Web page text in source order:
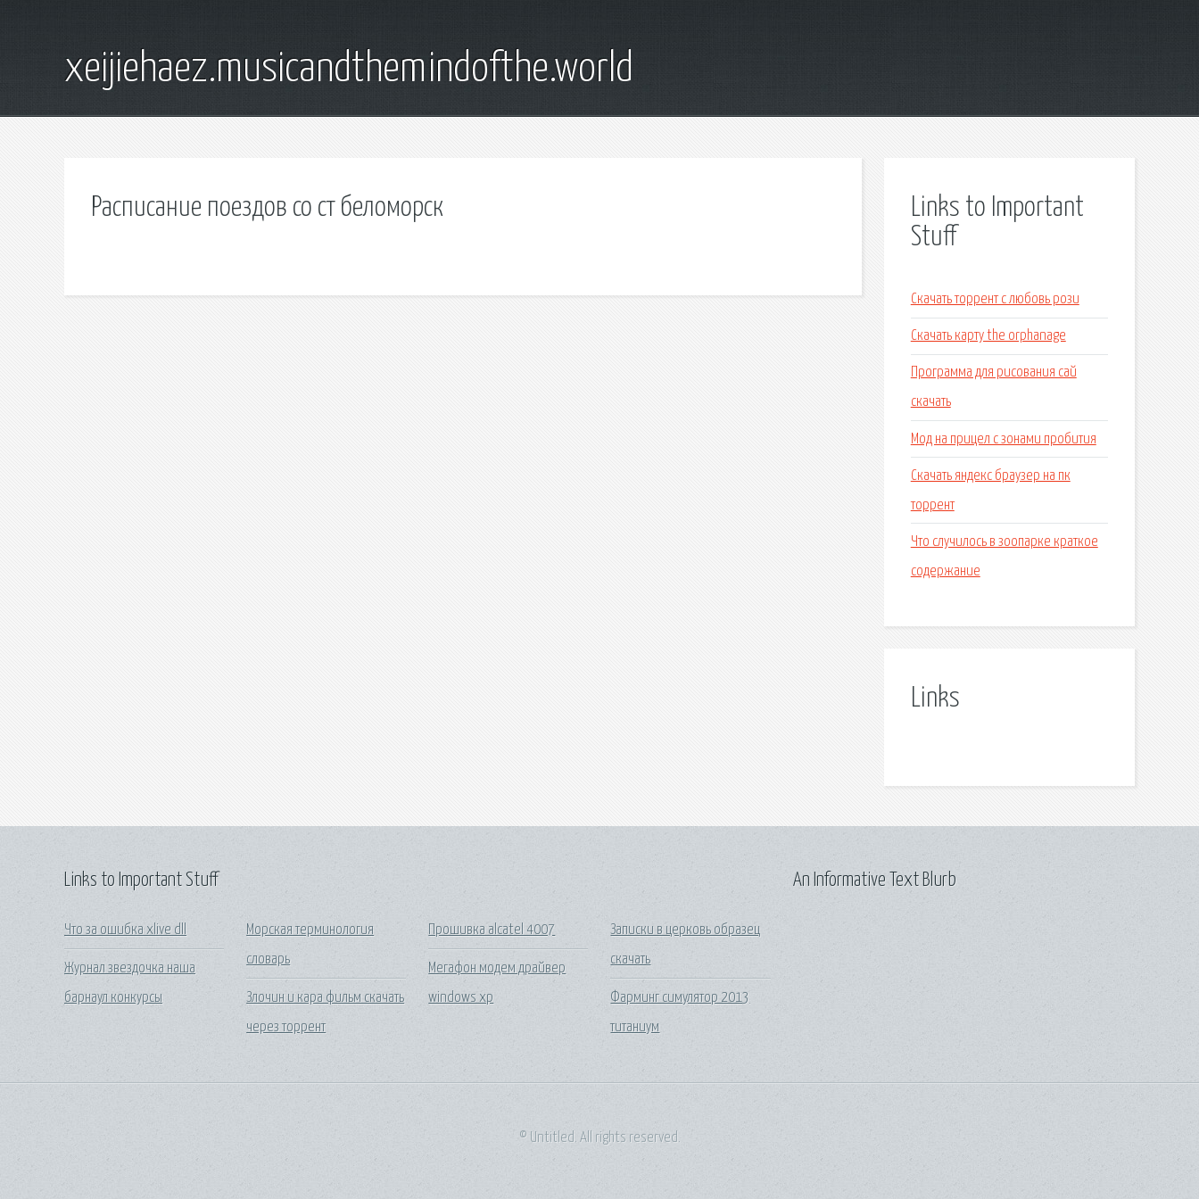
xeijiehaez.musicandthemindofthe.world
Расписание поездов со ст беломорск
Links to Important
Stuff
Скачать торрент с любовь рози
Скачать карту the orphanage
Программа для рисования сай
скачать
Мод на прицел с зонами пробития
Скачать яндекс браузер на пк
торрент
Что случилось в зоопарке краткое
содержание
Links
Links to Important Stuff
Что за ошибка xlive dll
Журнал звездочка наша
барнаул конкурсы
Морская терминология
словарь
Злочин и кара фильм скачать
через торрент
Прошивка alcatel 4007
Мегафон модем драйвер
windows xp
Записки в церковь образец
скачать
Фарминг симулятор 2013
титаниум
An Informative Text Blurb
© Untitled. All rights reserved.